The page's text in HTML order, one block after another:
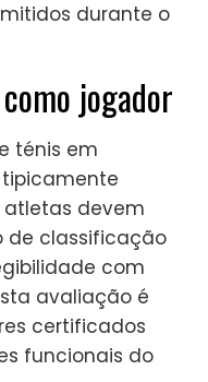
durante o
jogador
ténis em
atletas devem
de classificação
com
avaliação é
certificados
funcionais do